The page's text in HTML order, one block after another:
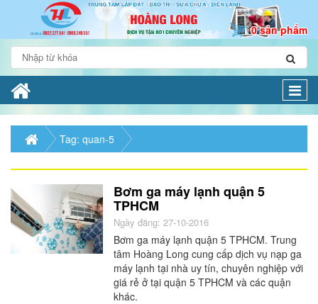
0 sản phẩm
Tag: quan-5
Bơm ga máy lạnh quận 5
TPHCM
Ngày đăng: 27-10-2016
Bơm ga máy lạnh quận 5 TPHCM. Trung
tâm Hoàng Long cung cấp dịch vụ nạp ga
máy lạnh tại nhà uy tín, chuyên nghiệp với
giá rẻ ở tại quận 5 TPHCM và các quận
khác.